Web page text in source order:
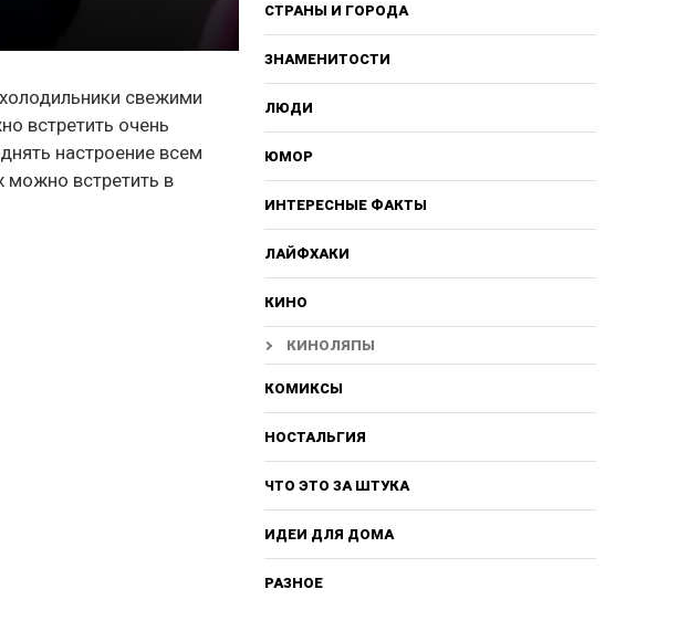
свежими
встретить очень
настроение всем
встретить в
СТРАНЫ И ГОРОДА
ЗНАМЕНИТОСТИ
ЛЮДИ
ЮМОР
ИНТЕРЕСНЫЕ ФАКТЫ
ЛАЙФХАКИ
КИНО
КИНОЛЯПЫ
КОМИКСЫ
НОСТАЛЬГИЯ
ЧТО ЭТО ЗА ШТУКА
ИДЕИ ДЛЯ ДОМА
РАЗНОЕ